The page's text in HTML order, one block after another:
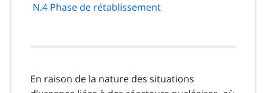
N.4 Phase de rétablissement
En raison de la nature des situations